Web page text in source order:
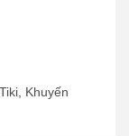
Khuyến